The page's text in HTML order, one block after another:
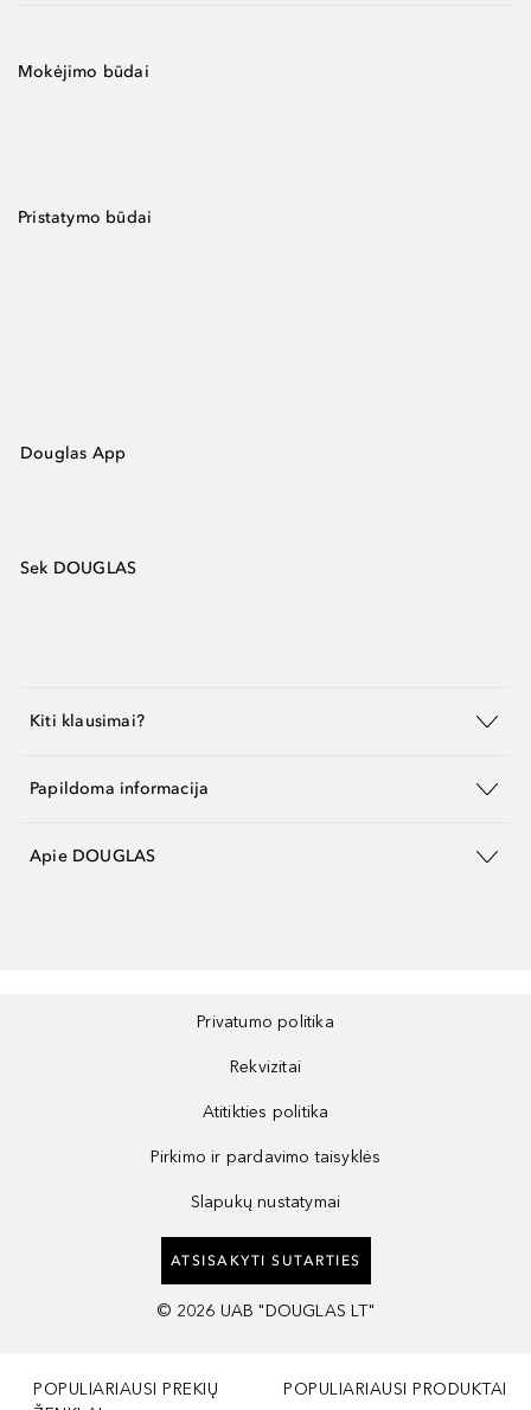
Mokėjimo būdai
Pristatymo būdai
Douglas App
Sek DOUGLAS
Kiti klausimai?
Papildoma informacija
Apie DOUGLAS
Privatumo politika
Rekvizitai
Atitikties politika
Pirkimo ir pardavimo taisyklės
Slapukų nustatymai
ATSISAKYTI SUTARTIES
© 2026 UAB "DOUGLAS LT"
POPULIARIAUSI PREKIŲ
POPULIARIAUSI PRODUKTAI